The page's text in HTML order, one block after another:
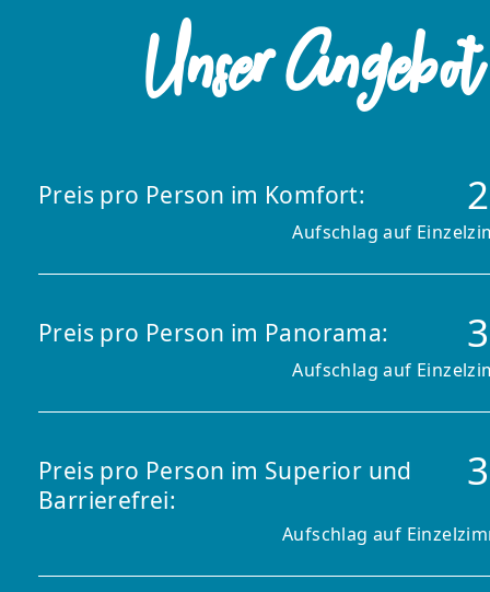
Unser Angebot
Preis pro Person im Komfort:
Aufschlag auf
Preis pro Person im Panorama:
Aufschlag auf
Preis pro Person im Superior und
Barrierefrei:
Aufschlag auf